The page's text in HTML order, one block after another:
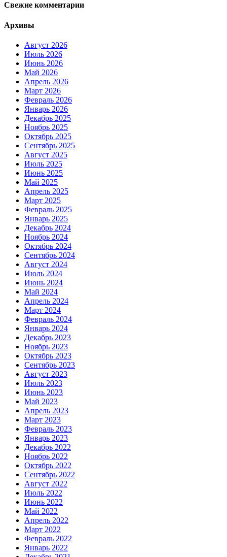
Свежие комментарии
Архивы
Август 2026
Июль 2026
Июнь 2026
Май 2026
Апрель 2026
Март 2026
Февраль 2026
Январь 2026
Декабрь 2025
Ноябрь 2025
Октябрь 2025
Сентябрь 2025
Август 2025
Июль 2025
Июнь 2025
Май 2025
Апрель 2025
Март 2025
Февраль 2025
Январь 2025
Декабрь 2024
Ноябрь 2024
Октябрь 2024
Сентябрь 2024
Август 2024
Июль 2024
Июнь 2024
Май 2024
Апрель 2024
Март 2024
Февраль 2024
Январь 2024
Декабрь 2023
Ноябрь 2023
Октябрь 2023
Сентябрь 2023
Август 2023
Июль 2023
Июнь 2023
Май 2023
Апрель 2023
Март 2023
Февраль 2023
Январь 2023
Декабрь 2022
Ноябрь 2022
Октябрь 2022
Сентябрь 2022
Август 2022
Июль 2022
Июнь 2022
Май 2022
Апрель 2022
Март 2022
Февраль 2022
Январь 2022